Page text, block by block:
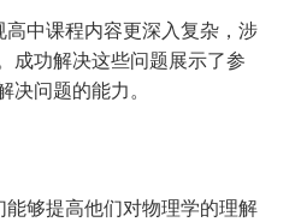
中课程内容更深入复杂，涉
成功解决这些问题展示了参
问题的能力。
够提高他们对物理学的理解